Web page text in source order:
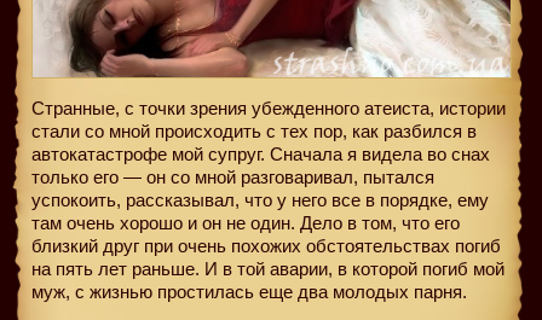
Странные, с точки зрения убежденного атеиста, истории
стали со мной происходить с тех пор, как разбился в
автокатастрофе мой супруг. Сначала я видела во снах
только его — он со мной разговаривал, пытался
успокоить, рассказывал, что у него все в порядке, ему
там очень хорошо и он не один. Дело в том, что его
близкий друг при очень похожих обстоятельствах погиб
на пять лет раньше. И в той аварии, в которой погиб мой
муж, с жизнью простилась еще два молодых парня.